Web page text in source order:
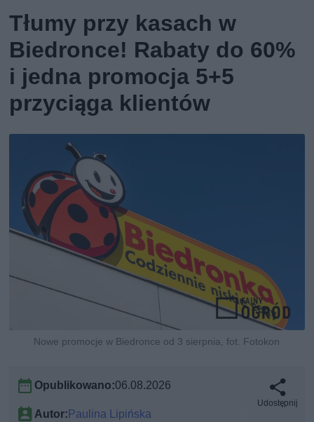
Tłumy przy kasach w
Biedronce! Rabaty do 60%
i jedna promocja 5+5
przyciąga klientów
Nowe promocje w Biedronce od 3 sierpnia, fot. Fotokon
Opublikowano:06.08.2026
Autor: Paulina Lipińska
Udostępnij